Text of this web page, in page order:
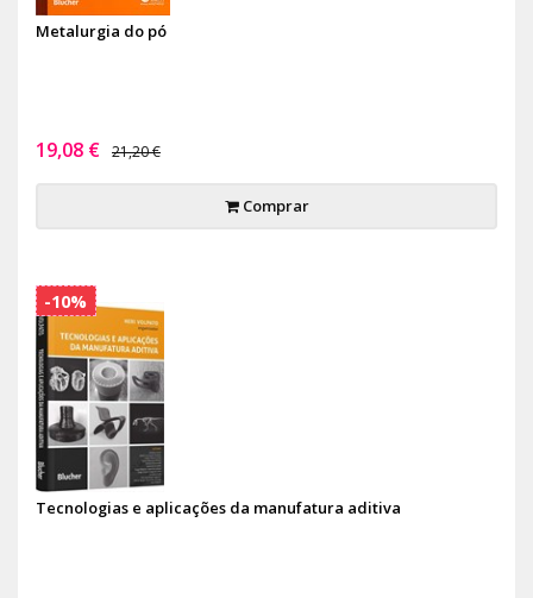
Metalurgia do pó
19,08 € 21,20 €
Comprar
Tecnologias e aplicações da manufatura aditiva
-10%